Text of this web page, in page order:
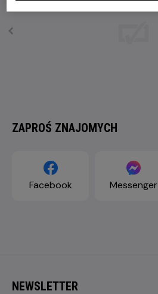
ZAPROŚ ZNAJOMYCH
Facebook Messenger
NEWSLETTER